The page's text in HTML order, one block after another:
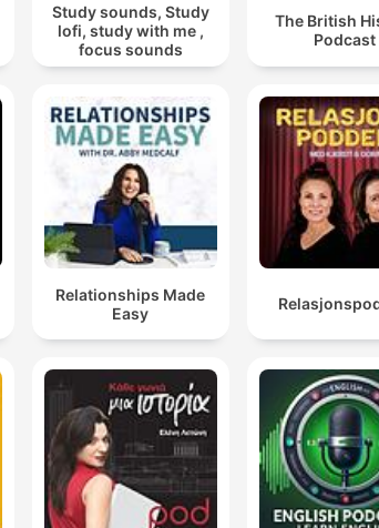
Study sounds, Study
lofi, study with me ,
focus sounds
The British
Podcast
Relationships Made
Easy